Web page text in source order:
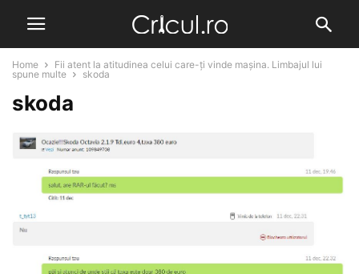
Home
Fii atent la atitudinea celui care-ți vinde mașina. Limbajul lui
spune multe
skoda
skoda